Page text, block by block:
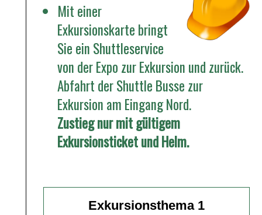
Mit einer
Exkursionskarte bringt
Sie ein Shuttleservice
von der Expo zur Exkursion und zurück.
Abfahrt der Shuttle Busse zur
Exkursion am Eingang Nord.
Zustieg nur mit gültigem
Exkursionsticket und Helm.
Exkursionsthema 1